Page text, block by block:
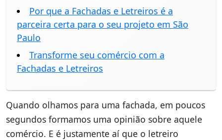
Por que a Fachadas e Letreiros é a
parceira certa para o seu projeto em São
Paulo
Transforme seu comércio com a
Fachadas e Letreiros
Quando olhamos para uma fachada, em poucos
segundos formamos uma opinião sobre aquele
comércio. E é justamente aí que o letreiro